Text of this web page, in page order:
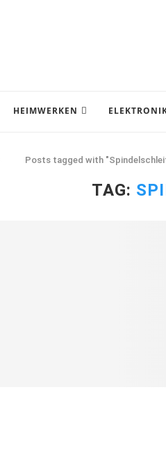
HEIMWERKEN
Posts tagged with
TAG: